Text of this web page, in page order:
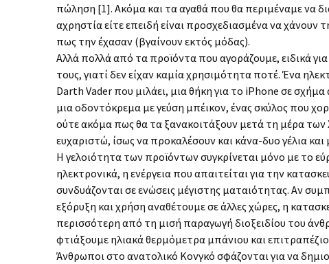
πώληση [1]. Ακόμα και τα αγαθά που θα περιμέναμε να
αχρηστία είτε επειδή είναι προσχεδιασμένα να χάνουν
πως την έχασαν (βγαίνουν εκτός μόδας).
Αλλά πολλά από τα προϊόντα που αγοράζουμε, ειδικά
τους, γιατί δεν είχαν καμία χρησιμότητα ποτέ. Ένα
Darth Vader που μιλάει, μια θήκη για το iPhone σε
μια οδοντόκρεμα με γεύση μπέικον, ένας σκύλος που
ούτε ακόμα πως θα τα ξανακοιτάξουν μετά τη μέρα των
ευχαριστώ, ίσως να προκαλέσουν και κάνα-δυο γέλια
Η γελοιότητα των προϊόντων συγκρίνεται μόνο με το
ηλεκτρονικά, η ενέργεια που απαιτείται για την
συνδυάζονται σε ενώσεις μέγιστης ματαιότητας. Αν
εξόρυξη και χρήση αναθέτουμε σε άλλες χώρες, η
περισσότερη από τη μισή παραγωγή διοξειδίου του
φτιάξουμε ηλιακά θερμόμετρα μπάνιου και
Άνθρωποι στο ανατολικό Κονγκό σφάζονται για να